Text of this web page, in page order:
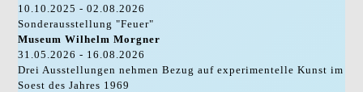
10.10.2025 - 02.08.2026
Sonderausstellung "Feuer"
Museum Wilhelm Morgner
31.05.2026 - 16.08.2026
Drei Ausstellungen nehmen Bezug auf experimentelle Kunst im
Soest des Jahres 1969